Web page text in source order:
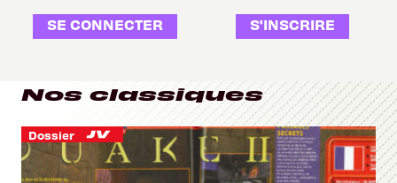
SE CONNECTER S'INSCRIRE
Nos classiques
Dossier